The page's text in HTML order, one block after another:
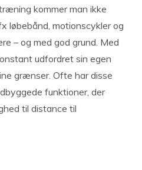
kommer man ikke
løbebånd, motionscykler og
– og med god grund. Med
udfordret sin egen
grænser. Ofte har disse
funktioner, der
til distance til